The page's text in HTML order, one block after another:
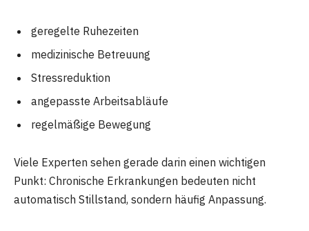
geregelte Ruhezeiten
medizinische Betreuung
Stressreduktion
angepasste Arbeitsabläufe
regelmäßige Bewegung
Viele Experten sehen gerade darin einen wichtigen
Punkt: Chronische Erkrankungen bedeuten nicht
automatisch Stillstand, sondern häufig Anpassung.